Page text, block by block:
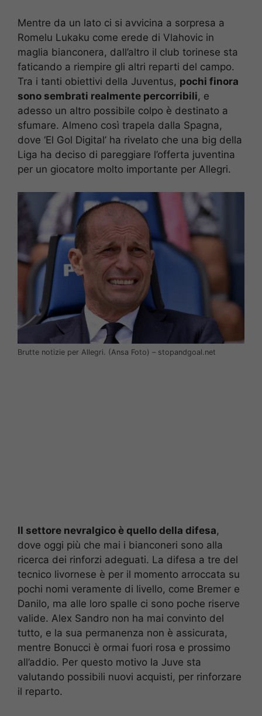
Mentre da un lato ci si avvicina a sorpresa a
Romelu Lukaku come erede di Vlahovic in
maglia bianconera, dall’altro il club torinese sta
faticando a riempire gli altri reparti del campo.
Tra i tanti obiettivi della Juventus, pochi finora
sono sembrati realmente percorribili, e
adesso un altro possibile colpo è destinato a
sfumare. Almeno così trapela dalla Spagna,
dove ‘El Gol Digital’ ha rivelato che una big della
Liga ha deciso di pareggiare l’offerta juventina
per un giocatore molto importante per Allegri.
Brutte notizie per Allegri. (Ansa Foto) – stopandgoal.net
Il settore nevralgico è quello della difesa,
dove oggi più che mai i bianconeri sono alla
ricerca dei rinforzi adeguati. La difesa a tre del
tecnico livornese è per il momento arroccata su
pochi nomi veramente di livello, come Bremer e
Danilo, ma alle loro spalle ci sono poche riserve
valide. Alex Sandro non ha mai convinto del
tutto, e la sua permanenza non è assicurata,
mentre Bonucci è ormai fuori rosa e prossimo
all’addio. Per questo motivo la Juve sta
valutando possibili nuovi acquisti, per rinforzare
il reparto.